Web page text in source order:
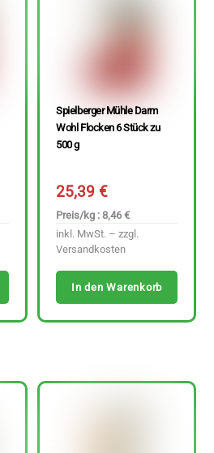
Spielberger Mühle Darm
Wohl Flocken 6 Stück zu
500 g
25,39€
Preis/kg : 8,46 €
inkl. MwSt. – zzgl.
Versandkosten
In den Warenkorb